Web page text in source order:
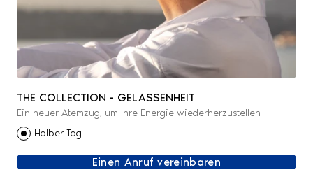
THE COLLECTION - GELASSENHEIT
Ein neuer Atemzug, um Ihre Energie wiederherzustellen
Halber Tag
Einen Anruf vereinbaren